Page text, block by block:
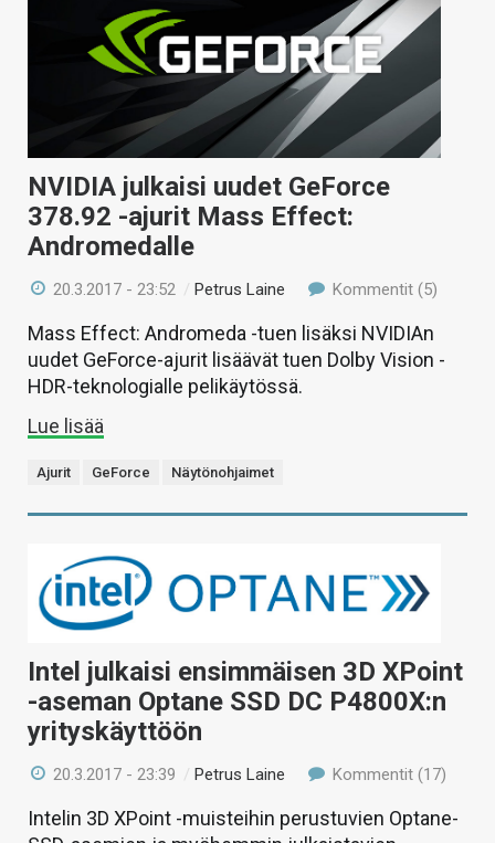
NVIDIA julkaisi uudet GeForce
378.92 -ajurit Mass Effect:
Andromedalle
20.3.2017 - 23:52 /Petrus Laine Kommentit (5)
Mass Effect: Andromeda -tuen lisäksi NVIDIAn
uudet GeForce-ajurit lisäävät tuen Dolby Vision -
HDR-teknologialle pelikäytössä.
Lue lisää
Ajurit GeForce Näytönohjaimet
Intel julkaisi ensimmäisen 3D XPoint
-aseman Optane SSD DC P4800X:n
yrityskäyttöön
20.3.2017 - 23:39 /Petrus Laine Kommentit (17)
Intelin 3D XPoint -muisteihin perustuvien Optane-